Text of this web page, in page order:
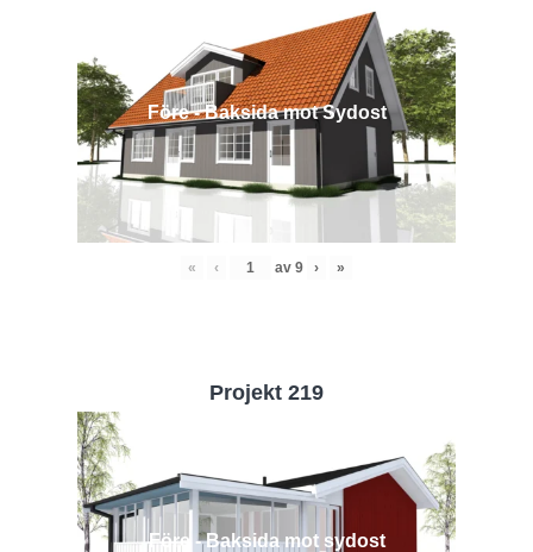
Före - Baksida mot Sydost
« ‹ av 9 › »
Projekt 219
Före - Baksida mot sydost